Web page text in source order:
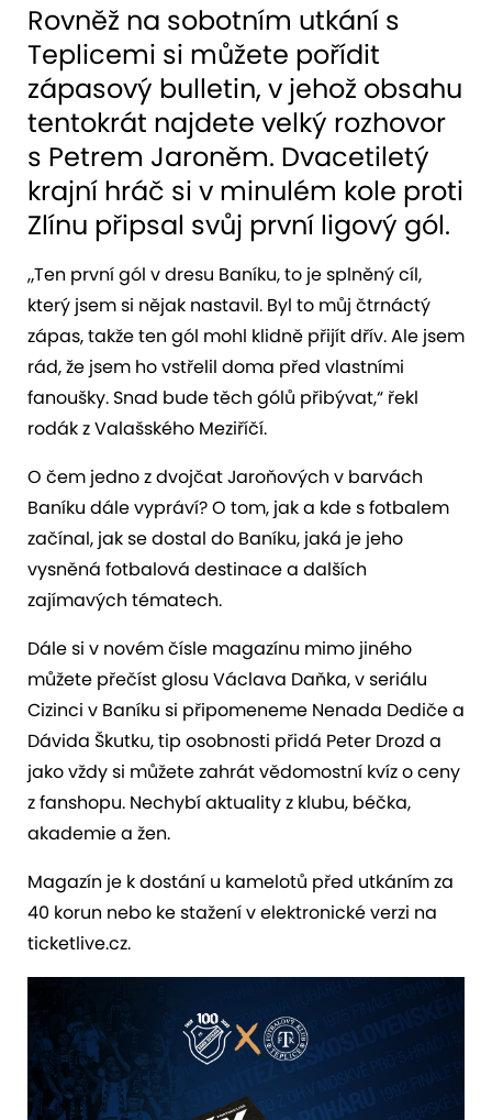
Rovněž na sobotním utkání s
Teplicemi si můžete pořídit
zápasový bulletin, v jehož obsahu
tentokrát najdete velký rozhovor
s Petrem Jaroněm. Dvacetiletý
krajní hráč si v minulém kole proti
Zlínu připsal svůj první ligový gól.
„Ten první gól v dresu Baníku, to je splněný cíl,
který jsem si nějak nastavil. Byl to můj čtrnáctý
zápas, takže ten gól mohl klidně přijít dřív. Ale jsem
rád, že jsem ho vstřelil doma před vlastními
fanoušky. Snad bude těch gólů přibývat,“ řekl
rodák z Valašského Meziříčí.
O čem jedno z dvojčat Jaroňových v barvách
Baníku dále vypráví? O tom, jak a kde s fotbalem
začínal, jak se dostal do Baníku, jaká je jeho
vysněná fotbalová destinace a dalších
zajímavých tématech.
Dále si v novém čísle magazínu mimo jiného
můžete přečíst glosu Václava Daňka, v seriálu
Cizinci v Baníku si připomeneme Nenada Dediče a
Dávida Škutku, tip osobnosti přidá Peter Drozd a
jako vždy si můžete zahrát vědomostní kvíz o ceny
z fanshopu. Nechybí aktuality z klubu, béčka,
akademie a žen.
Magazín je k dostání u kamelotů před utkáním za
40 korun nebo ke stažení v elektronické verzi na
ticketlive.cz.